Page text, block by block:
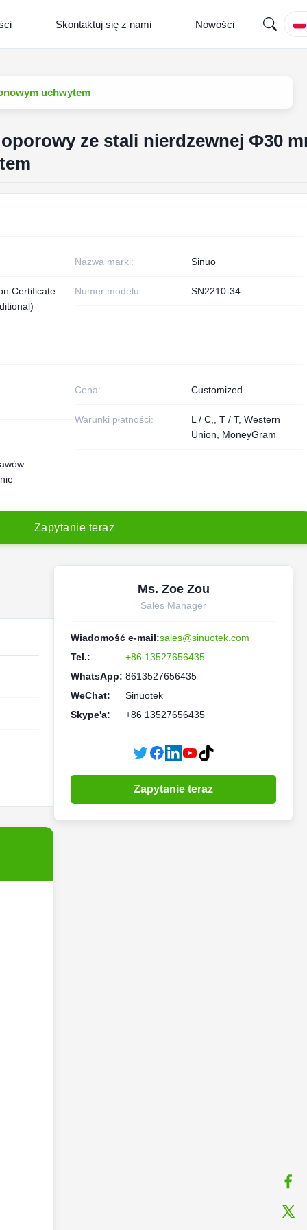
Skontaktuj się z nami Nowości
uchwytem
oporowy ze stali nierdzewnej Ф30
Nazwa marki: Sinuo
Certificate
Numer modelu: SN2210-34
Cena: Customized
Warunki płatności:
L / C,, T / T, Western
Union, MoneyGram
Zapytanie teraz
Ms. Zoe Zou
Sales Manager
Wiadomość e-mail:sales@sinuotek.com
Tel.:
+86 13527656435
WhatsApp: 8613527656435
WeChat:
Sinuotek
Skype'a:
+86 13527656435
Zapytanie teraz